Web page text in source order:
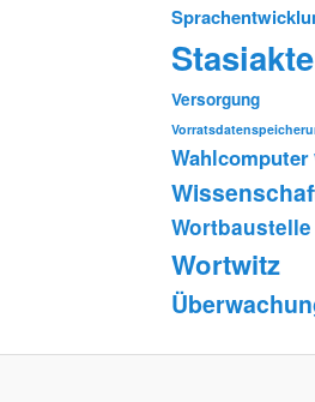
Stasiakte
Versorgung
Wahlcomputer
Wortbaustelle
Wortwitz